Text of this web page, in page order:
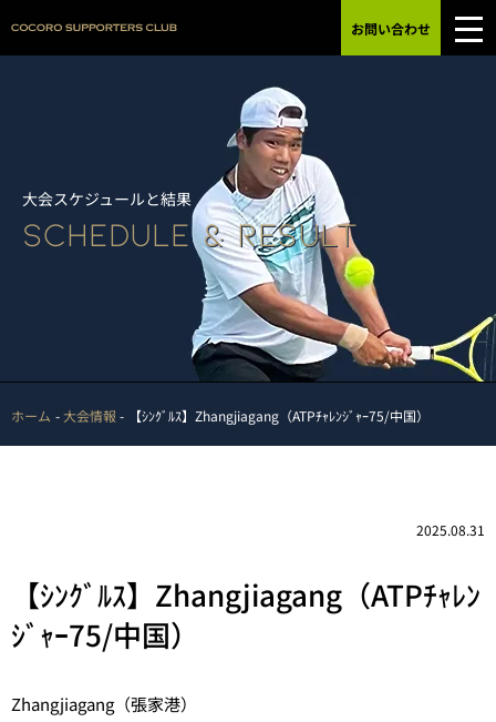
お問い合わせ
大会スケジュールと結果
SCHEDULE & RESULT
ホーム 大会情報 【ｼﾝｸﾞﾙｽ】Zhangjiagang（ATPﾁｬﾚﾝｼﾞｬｰ75/中国）
2025.08.31
【ｼﾝｸﾞﾙｽ】Zhangjiagang（ATPﾁｬﾚﾝ
ｼﾞｬｰ75/中国）
Zhangjiagang（張家港）